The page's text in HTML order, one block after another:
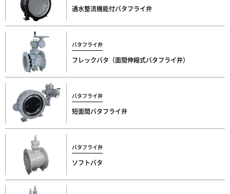
通水整流機能付バタフライ弁
バタフライ弁
フレックバタ（面間伸縮式バタフライ弁）
バタフライ弁
短面間バタフライ弁
バタフライ弁
ソフトバタ